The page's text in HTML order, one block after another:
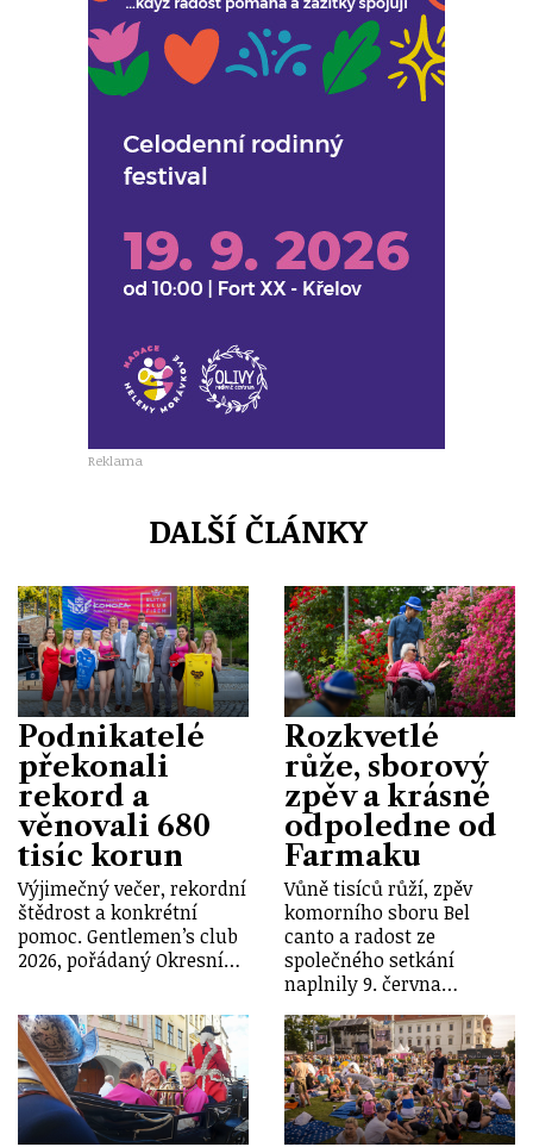
Reklama
DALŠÍ ČLÁNKY
Podnikatelé
překonali
rekord a
věnovali 680
tisíc korun
Výjimečný večer, rekordní
štědrost a konkrétní
pomoc. Gentlemen’s club
2026, pořádaný Okresní…
Rozkvetlé
růže, sborový
zpěv a krásné
odpoledne od
Farmaku
Vůně tisíců růží, zpěv
komorního sboru Bel
canto a radost ze
společného setkání
naplnily 9. června…